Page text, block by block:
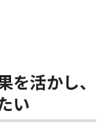
活かし、
い